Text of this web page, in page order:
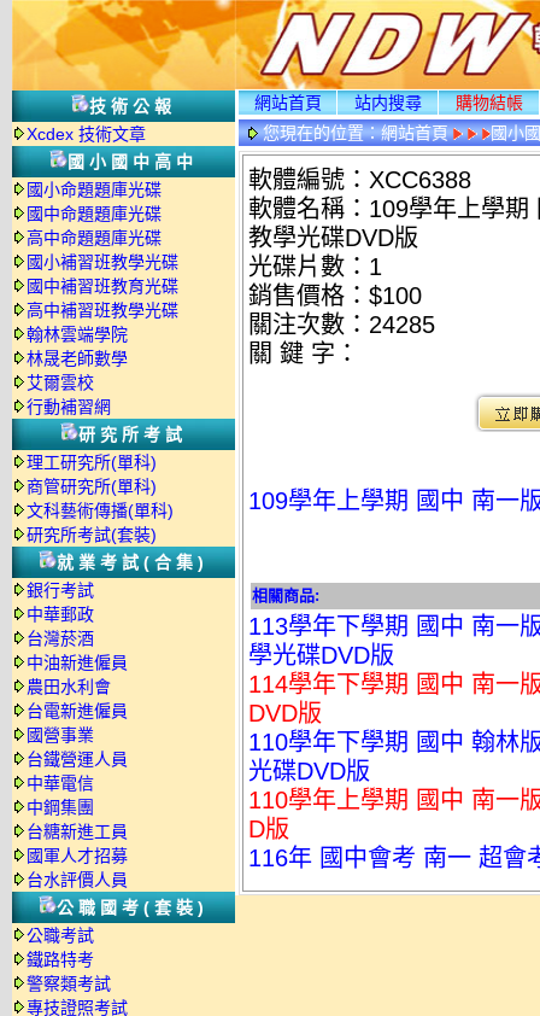
技術公報
Xcdex 技術文章
國小國中高中
國小命題題庫光碟
國中命題題庫光碟
高中命題題庫光碟
國小補習班教學光碟
國中補習班教育光碟
高中補習班教學光碟
翰林雲端學院
林晟老師數學
艾爾雲校
行動補習網
研究所考試
理工研究所(單科)
商管研究所(單科)
文科藝術傳播(單科)
研究所考試(套裝)
就業考試(合集)
銀行考試
中華郵政
台灣菸酒
中油新進僱員
農田水利會
台電新進僱員
國營事業
台鐵營運人員
中華電信
中鋼集團
台糖新進工員
國軍人才招募
台水評價人員
公職國考(套裝)
公職考試
鐵路特考
警察類考試
專技證照考試
網站首頁 站内搜尋
購物結帳
您現在的位置：網站首頁 國小
軟體編號：XCC6388
軟體名稱：109學年上學
教學光碟DVD版
光碟片數：1
銷售價格：$100
關注次數： 24285
關 鍵 字：
109學年上學期 國中 南一
相關商品:
113學年下學期 國中 南一
學光碟DVD版
114學年下學期 國中 南一
DVD版
110學年下學期 國中 翰林
光碟DVD版
110學年上學期 國中 南一
D版
116年 國中會考 南一 超會